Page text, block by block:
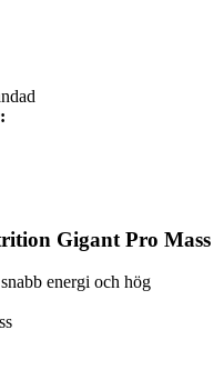
Gigant Pro Mass
energi och hög